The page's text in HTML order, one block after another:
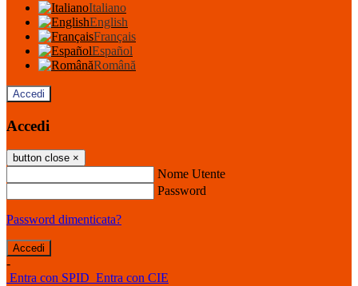
Italiano
English
Français
Español
Română
Accedi
Accedi
button close ×
Nome Utente
Password
Password dimenticata?
-
Entra con SPID Entra con CIE